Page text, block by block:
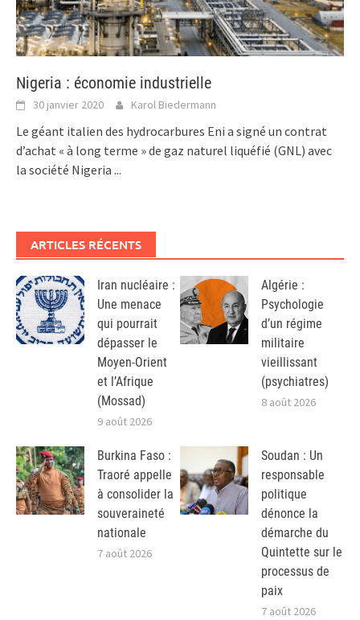
Nigeria : économie industrielle
30 janvier 2020 Karol Biedermann
Le géant italien des hydrocarbures Eni a signé un contrat
d’achat « à long terme » de gaz naturel liquéfié (GNL) avec
la société Nigeria ...
ARTICLES RÉCENTS
Iran nucléaire :
Une menace
qui pourrait
dépasser le
Moyen-Orient
et l’Afrique
(Mossad)
9 août 2026
Algérie :
Psychologie
d’un régime
militaire
vieillissant
(psychiatres)
8 août 2026
Burkina Faso :
Traoré appelle
à consolider la
souveraineté
nationale
7 août 2026
Soudan : Un
responsable
politique
dénonce la
démarche du
Quintette sur le
processus de
paix
7 août 2026